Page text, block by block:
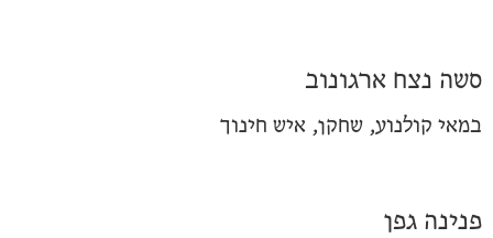
סשה נצח ארגונוב
במאי קולנוע, שחקן, איש חינוך
פנינה גפן